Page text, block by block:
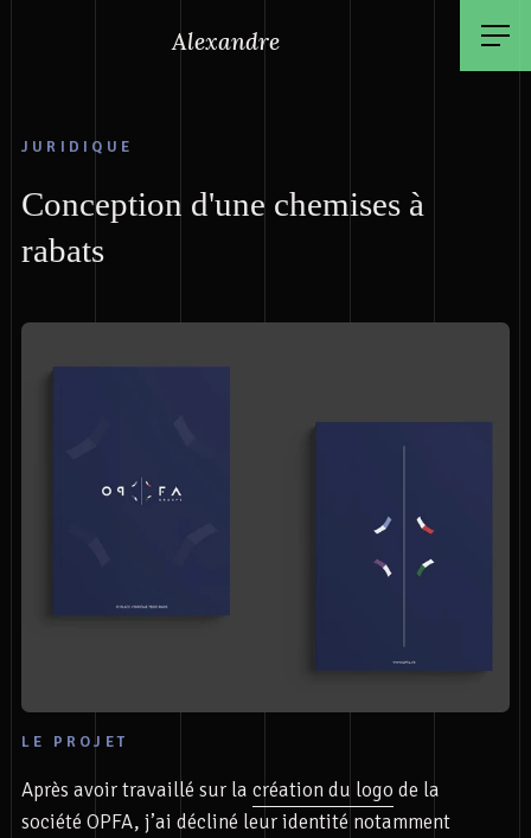
Alexandre
JURIDIQUE
Conception d'une chemises à
rabats
LE PROJET
Après avoir travaillé sur la création du logo de la
société OPFA, j’ai décliné leur identité notamment